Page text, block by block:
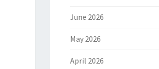
June 2026
May 2026
April 2026